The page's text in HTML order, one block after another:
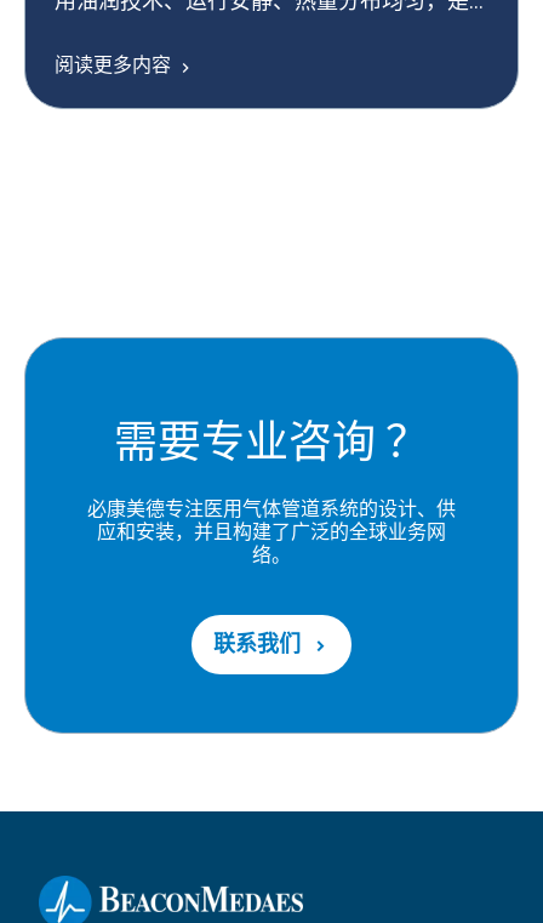
阅读更多内容
需要专业咨询 ？
必康美德专注医用气体管道系统的设计、供
应和安装，并且构建了广泛的全球业务网
络。
联系我们